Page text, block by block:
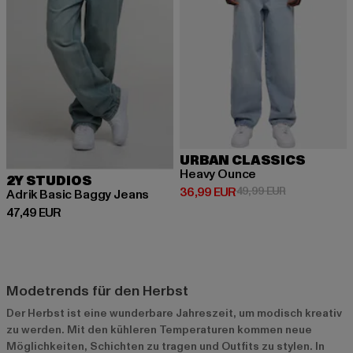
2Y STUDIOS
Adrik Basic Baggy Jeans
47,49 EUR
Derzeitiger Preis: 47,49 EUR
URBAN CLASSICS
Heavy Ounce
36,99 EUR
Derzeitiger Preis: 36,99 EUR
49,99 EURAktionspreis:
Modetrends für den Herbst
Der Herbst ist eine wunderbare Jahreszeit, um modisch kreativ
zu werden. Mit den kühleren Temperaturen kommen neue
Möglichkeiten, Schichten zu tragen und Outfits zu stylen. In